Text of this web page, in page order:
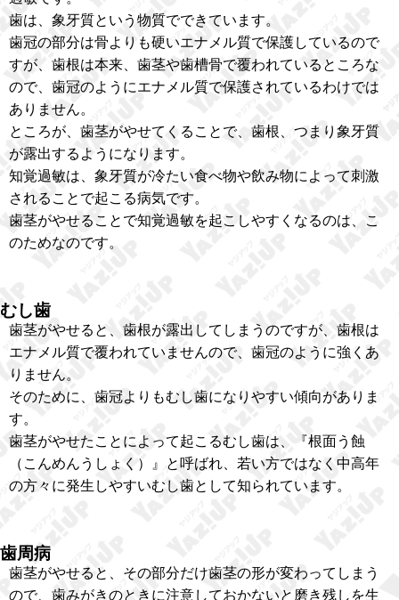
歯は、象牙質という物質でできています。
歯冠の部分は骨よりも硬いエナメル質で保護しているので
すが、歯根は本来、歯茎や歯槽骨で覆われているところな
ので、歯冠のようにエナメル質で保護されているわけでは
ありません。
ところが、歯茎がやせてくることで、歯根、つまり象牙質
が露出するようになります。
知覚過敏は、象牙質が冷たい食べ物や飲み物によって刺激
されることで起こる病気です。
歯茎がやせることで知覚過敏を起こしやすくなるのは、こ
のためなのです。
むし歯
歯茎がやせると、歯根が露出してしまうのですが、歯根は
エナメル質で覆われていませんので、歯冠のように強くあ
りません。
そのために、歯冠よりもむし歯になりやすい傾向がありま
す。
歯茎がやせたことによって起こるむし歯は、『根面う蝕
（こんめんうしょく）』と呼ばれ、若い方ではなく中高年
の方々に発生しやすいむし歯として知られています。
歯周病
歯茎がやせると、その部分だけ歯茎の形が変わってしまう
ので、歯みがきのときに注意しておかないと磨き残しを生